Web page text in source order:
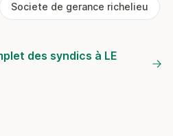
Societe de gerance richelieu
des syndics à LE